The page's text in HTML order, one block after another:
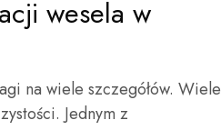
wesela w
na wiele szczegółów. Wiele
Jednym z